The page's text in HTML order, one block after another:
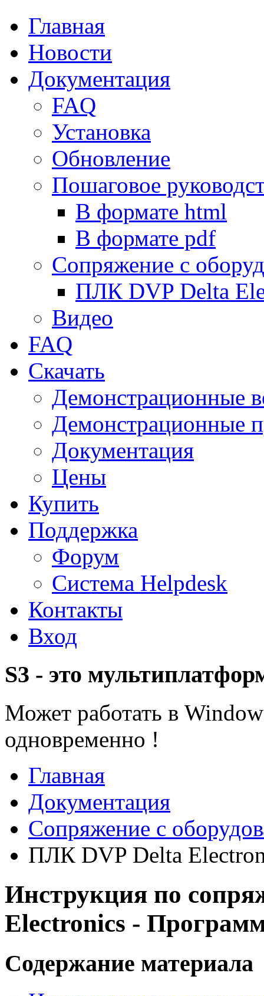
Главная
Новости
Документация
FAQ
Установка
Обновление
Пошаговое
В формате html
В формате pdf
Сопряжение с
ПЛК DVP Delta
Видео
FAQ
Скачать
Демонстрационные
Демонстрационные
Документация
Цены
Купить
Поддержка
Форум
Система Helpdesk
Контакты
Вход
S3 - это
Может работать в
одновременно !
Главная
Документация
Сопряжение с
ПЛК DVP Delta
Инструкция по
Electronics -
Содержание материала